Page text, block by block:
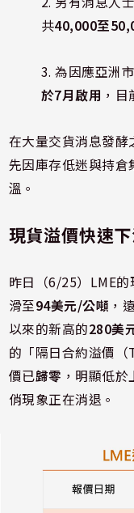
共40,000至
3. 為因應亞洲
於7月啟用 ，
在大量交貨消息發
先因庫存低迷與持
溫。
現貨溢價快速
昨日（6/25）LME
滑至94美元/公噸 ，
以來的新高的280美
的「隔日合約溢價
價已歸零 ，明顯低
俏現象正在消退。